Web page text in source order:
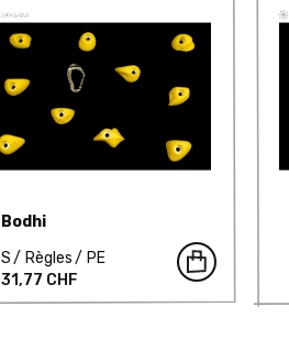
Bodhi
S
Règles
PE
31,77 CHF